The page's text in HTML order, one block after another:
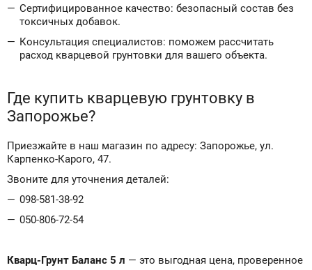
Сертифицированное качество: безопасный состав без
токсичных добавок.
Консультация специалистов: поможем рассчитать
расход кварцевой грунтовки для вашего объекта.
Где купить кварцевую грунтовку в
Запорожье?
Приезжайте в наш магазин по адресу: Запорожье, ул.
Карпенко-Карого, 47.
Звоните для уточнения деталей:
098-581-38-92
050-806-72-54
Кварц-Грунт Баланс 5 л — это выгодная цена, проверенное